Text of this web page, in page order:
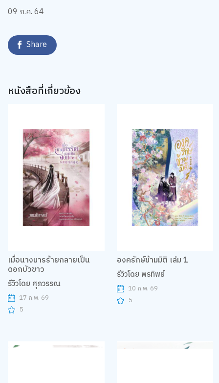
09 ก.ค. 64
Share
หนังสือที่เกี่ยวข้อง
เมื่อนางมารร้ายกลายเป็น
ดอกบัวขาว
รีวิวโดย ศุภวรรณ
17 ก.พ. 69
5
องครักษ์ข้ามมิติ เล่ม 1
รีวิวโดย พรทิพย์
10 ก.พ. 69
5